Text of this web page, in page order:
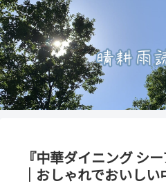
『中華ダイニング シ
｜おしゃれでおいし